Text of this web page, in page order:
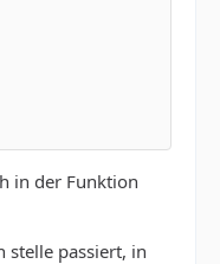
in der Funktion
stelle passiert, in